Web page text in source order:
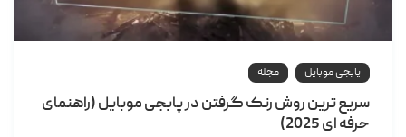
پابجی موبایل مجله
سریع ترین روش رنک گرفتن در پابجی موبایل (راهنمای
حرفه ای 2025)